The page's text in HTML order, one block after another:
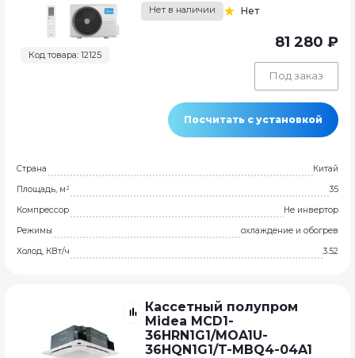
Код товара: 12125
Нет в наличии Нет
81 280 ₽
Под заказ
Посчитать с установкой
Страна
Китай
Площадь, м²
35
Компрессор
Не инвертор
Режимы
охлаждение и обогрев
Холод, КВт/ч
3.52
Кассетный полупром
Midea MCD1-
36HRN1G1/MOA1U-
36HQN1G1/T-MBQ4-04A1